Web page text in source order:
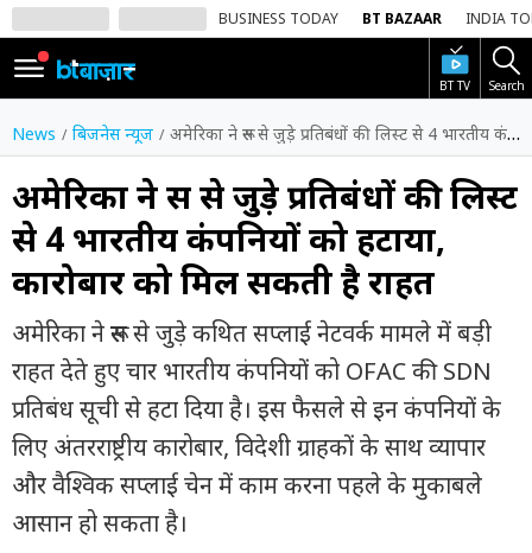
BUSINESS TODAY BT BAZAAR INDIA
BT TV Search
SIGN
IN
Dark
Mode
होम
शेयर
बाज़ार
वीडियो
ट्रेंडिंग
बिजनेस
न्यूज
पर्सनल
News बिजनेस न्यूज अमेरिका ने रूस से जुड़े प्रतिबंधों की लिस्ट से 4 भारतीय कंपनियों को हटाया, कारोबार को मिल सकती है राहत
अमेरिका ने रूस से जुड़े प्रतिबंधों की लिस्ट
से 4 भारतीय कंपनियों को हटाया,
कारोबार को मिल सकती है राहत
अमेरिका ने रूस से जुड़े कथित सप्लाई नेटवर्क मामले में बड़ी
राहत देते हुए चार भारतीय कंपनियों को OFAC की SDN
प्रतिबंध सूची से हटा दिया है। इस फैसले से इन कंपनियों के
लिए अंतरराष्ट्रीय कारोबार, विदेशी ग्राहकों के साथ व्यापार
और वैश्विक सप्लाई चेन में काम करना पहले के मुकाबले
आसान हो सकता है।